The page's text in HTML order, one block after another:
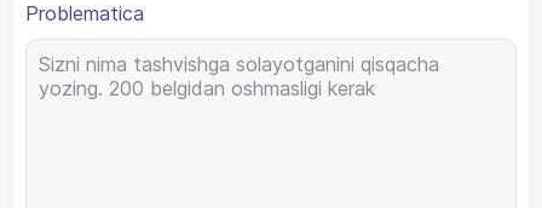
Problematica